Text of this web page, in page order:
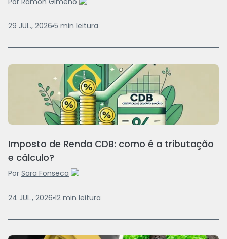
29 JUL., 2026 5 min leitura
Imposto de Renda CDB: como é a tributação
e cálculo?
Por Sara Fonseca
24 JUL., 2026 12 min leitura